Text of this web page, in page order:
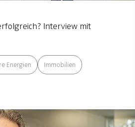
Interview mit
Energien Immobilien